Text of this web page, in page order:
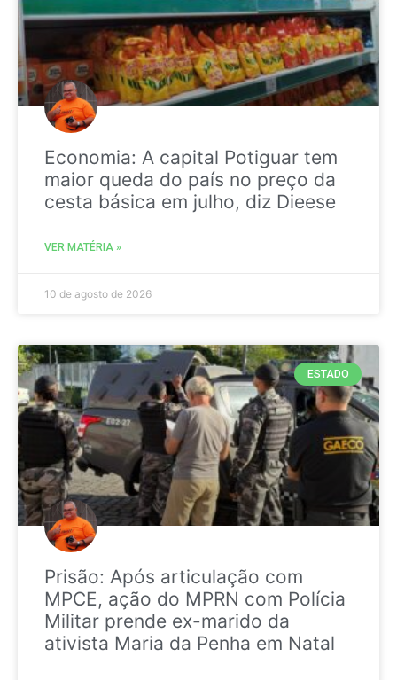
Economia: A capital Potiguar tem
maior queda do país no preço da
cesta básica em julho, diz Dieese
VER MATÉRIA »
10 de agosto de 2026
ESTADO
Prisão: Após articulação com
MPCE, ação do MPRN com Polícia
Militar prende ex-marido da
ativista Maria da Penha em Natal